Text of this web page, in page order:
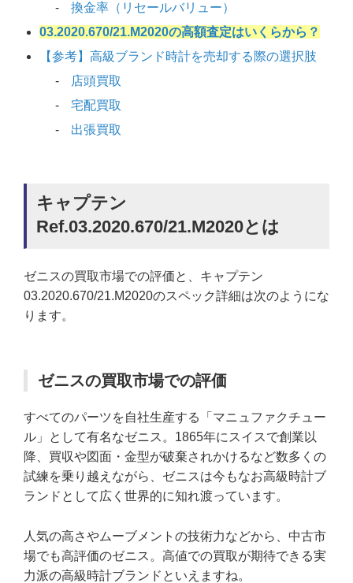
換金率（リセールバリュー）
03.2020.670/21.M2020の高額査定はいくらから？
【参考】高級ブランド時計を売却する際の選択肢
店頭買取
宅配買取
出張買取
キャプテン
Ref.03.2020.670/21.M2020とは
ゼニスの買取市場での評価と、キャプテン
03.2020.670/21.M2020のスペック詳細は次のようにな
ります。
ゼニスの買取市場での評価
すべてのパーツを自社生産する「マニュファクチュー
ル」として有名なゼニス。1865年にスイスで創業以
降、買収や図面・金型が破棄されかけるなど数多くの
試練を乗り越えながら、ゼニスは今もなお高級時計ブ
ランドとして広く世界的に知れ渡っています。
人気の高さやムーブメントの技術力などから、中古市
場でも高評価のゼニス。高値での買取が期待できる実
力派の高級時計ブランドといえますね。